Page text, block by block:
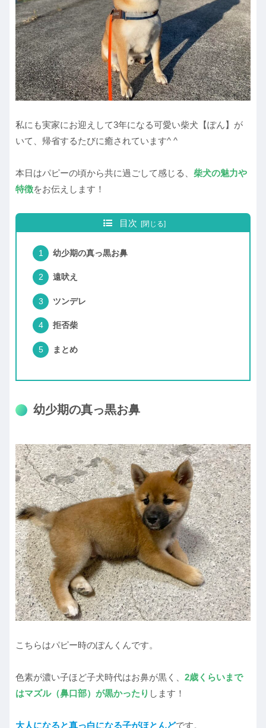
私にも実家にお迎えして3年になる可愛い柴犬【ぽん】が
いて、帰省するたびに癒されています^ ^
本日はパピーの頃から共に過ごして感じる、 柴犬の魅力や
特徴をお伝えします！
目次
幼少期の真っ黒お鼻
遠吠え
ツンデレ
拒否柴
まとめ
幼少期の真っ黒お鼻
こちらはパピー時のぽんくんです。
色素が濃い子ほど子犬時代はお鼻が黒く、 2歳くらいまで
はマズル（鼻口部）が黒かったり します！
大人になると真っ白になる子がほとんどです。